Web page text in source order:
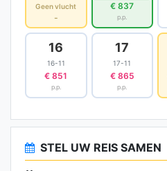
Geen vlucht
-
€ 837
p.p.
16
16-11
€ 851
p.p.
17
17-11
€ 865
p.p.
STEL UW REIS SAMEN